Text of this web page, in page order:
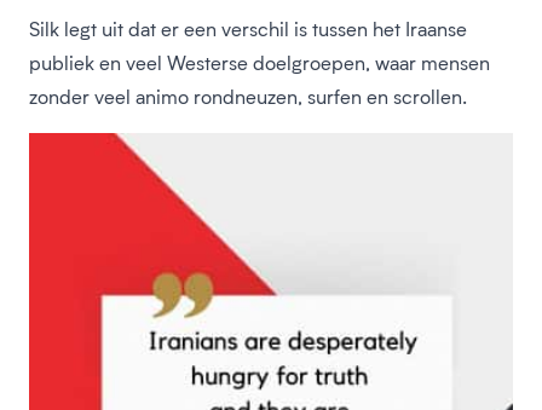
Silk legt uit dat er een verschil is tussen het Iraanse
publiek en veel Westerse doelgroepen, waar mensen
zonder veel animo rondneuzen, surfen en scrollen.